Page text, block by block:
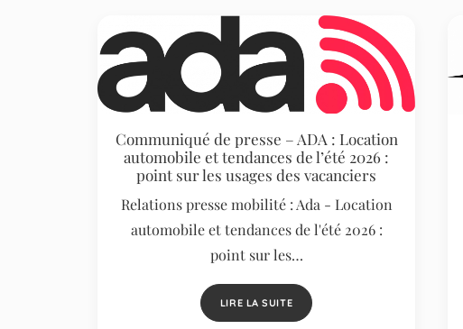
Communiqué de presse – ADA : Location
automobile et tendances de l’été 2026 :
point sur les usages des vacanciers
Relations presse mobilité : Ada - Location
automobile et tendances de l'été 2026 :
point sur les…
LIRE LA SUITE